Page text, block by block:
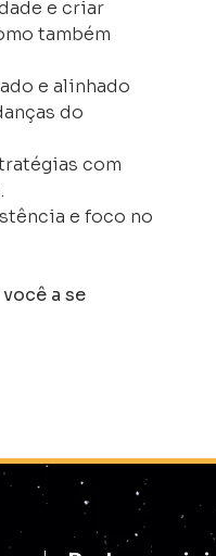
e criar
também
e alinhado
do
com
e foco no
a se